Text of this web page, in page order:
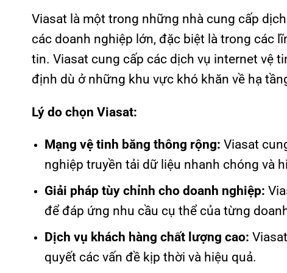
Viasat là một trong những nhà cung cấp
các doanh nghiệp lớn, đặc biệt là trong các
tin. Viasat cung cấp các dịch vụ internet vệ
định dù ở những khu vực khó khăn về hạ
Lý do chọn Viasat:
Mạng vệ tinh băng thông rộng: Viasat
nghiệp truyền tải dữ liệu nhanh chóng và
Giải pháp tùy chỉnh cho doanh nghiệp:
để đáp ứng nhu cầu cụ thể của từng
Dịch vụ khách hàng chất lượng cao:
quyết các vấn đề kịp thời và hiệu quả.